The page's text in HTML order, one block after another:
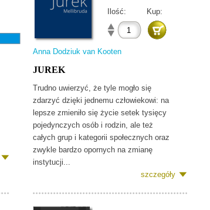
Ilość: Kup:
Anna Dodziuk van Kooten
JUREK
Trudno uwierzyć, że tyle mogło się
zdarzyć dzięki jednemu człowiekowi: na
lepsze zmieniło się życie setek tysięcy
pojedynczych osób i rodzin, ale też
całych grup i kategorii społecznych oraz
zwykle bardzo opornych na zmianę
instytucji...
szczegóły